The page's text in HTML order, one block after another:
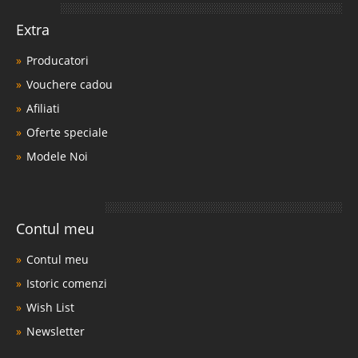
bine organizat. O bucatarie mica necesita o aten..
Pat Convertibil Combinat Set camera
Extra
Producatori
Vouchere cadou
Afiliati
Oferte speciale
Modele Noi
Contul meu
Contul meu
Istoric comenzi
Wish List
Newsletter